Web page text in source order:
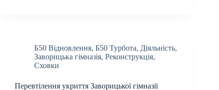
Б50 Відновлення, Б50 Турбота, Діяльність,
Заворицька гімназія, Реконструкція,
Сховки
Перевтілення укриття Заворицької гімназії